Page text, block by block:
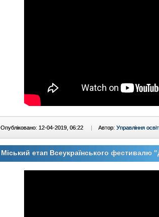
Опубліковано: 12-04-2019, 06:22 | Автор: Управління
Міський етап Всеукраїнського фестивалю